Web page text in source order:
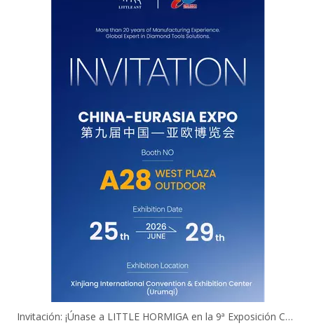
Invitación: ¡Únase a LITTLE HORMIGA en la 9ª Exposición China-Eurasia!